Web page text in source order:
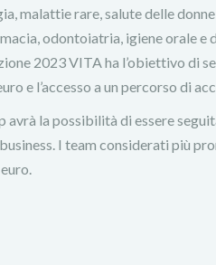
malattie rare, salute delle
odontoiatria, igiene orale e
2023 VITA ha l’obiettivo di
e l’accesso a un percorso di
la possibilità di essere
I team considerati più